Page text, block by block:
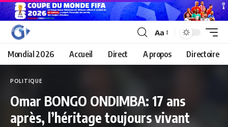
Aa
Mondial 2026 Accueil Direct A propos Directoire
POLITIQUE
Omar BONGO ONDIMBA: 17 ans
après, l’héritage toujours vivant